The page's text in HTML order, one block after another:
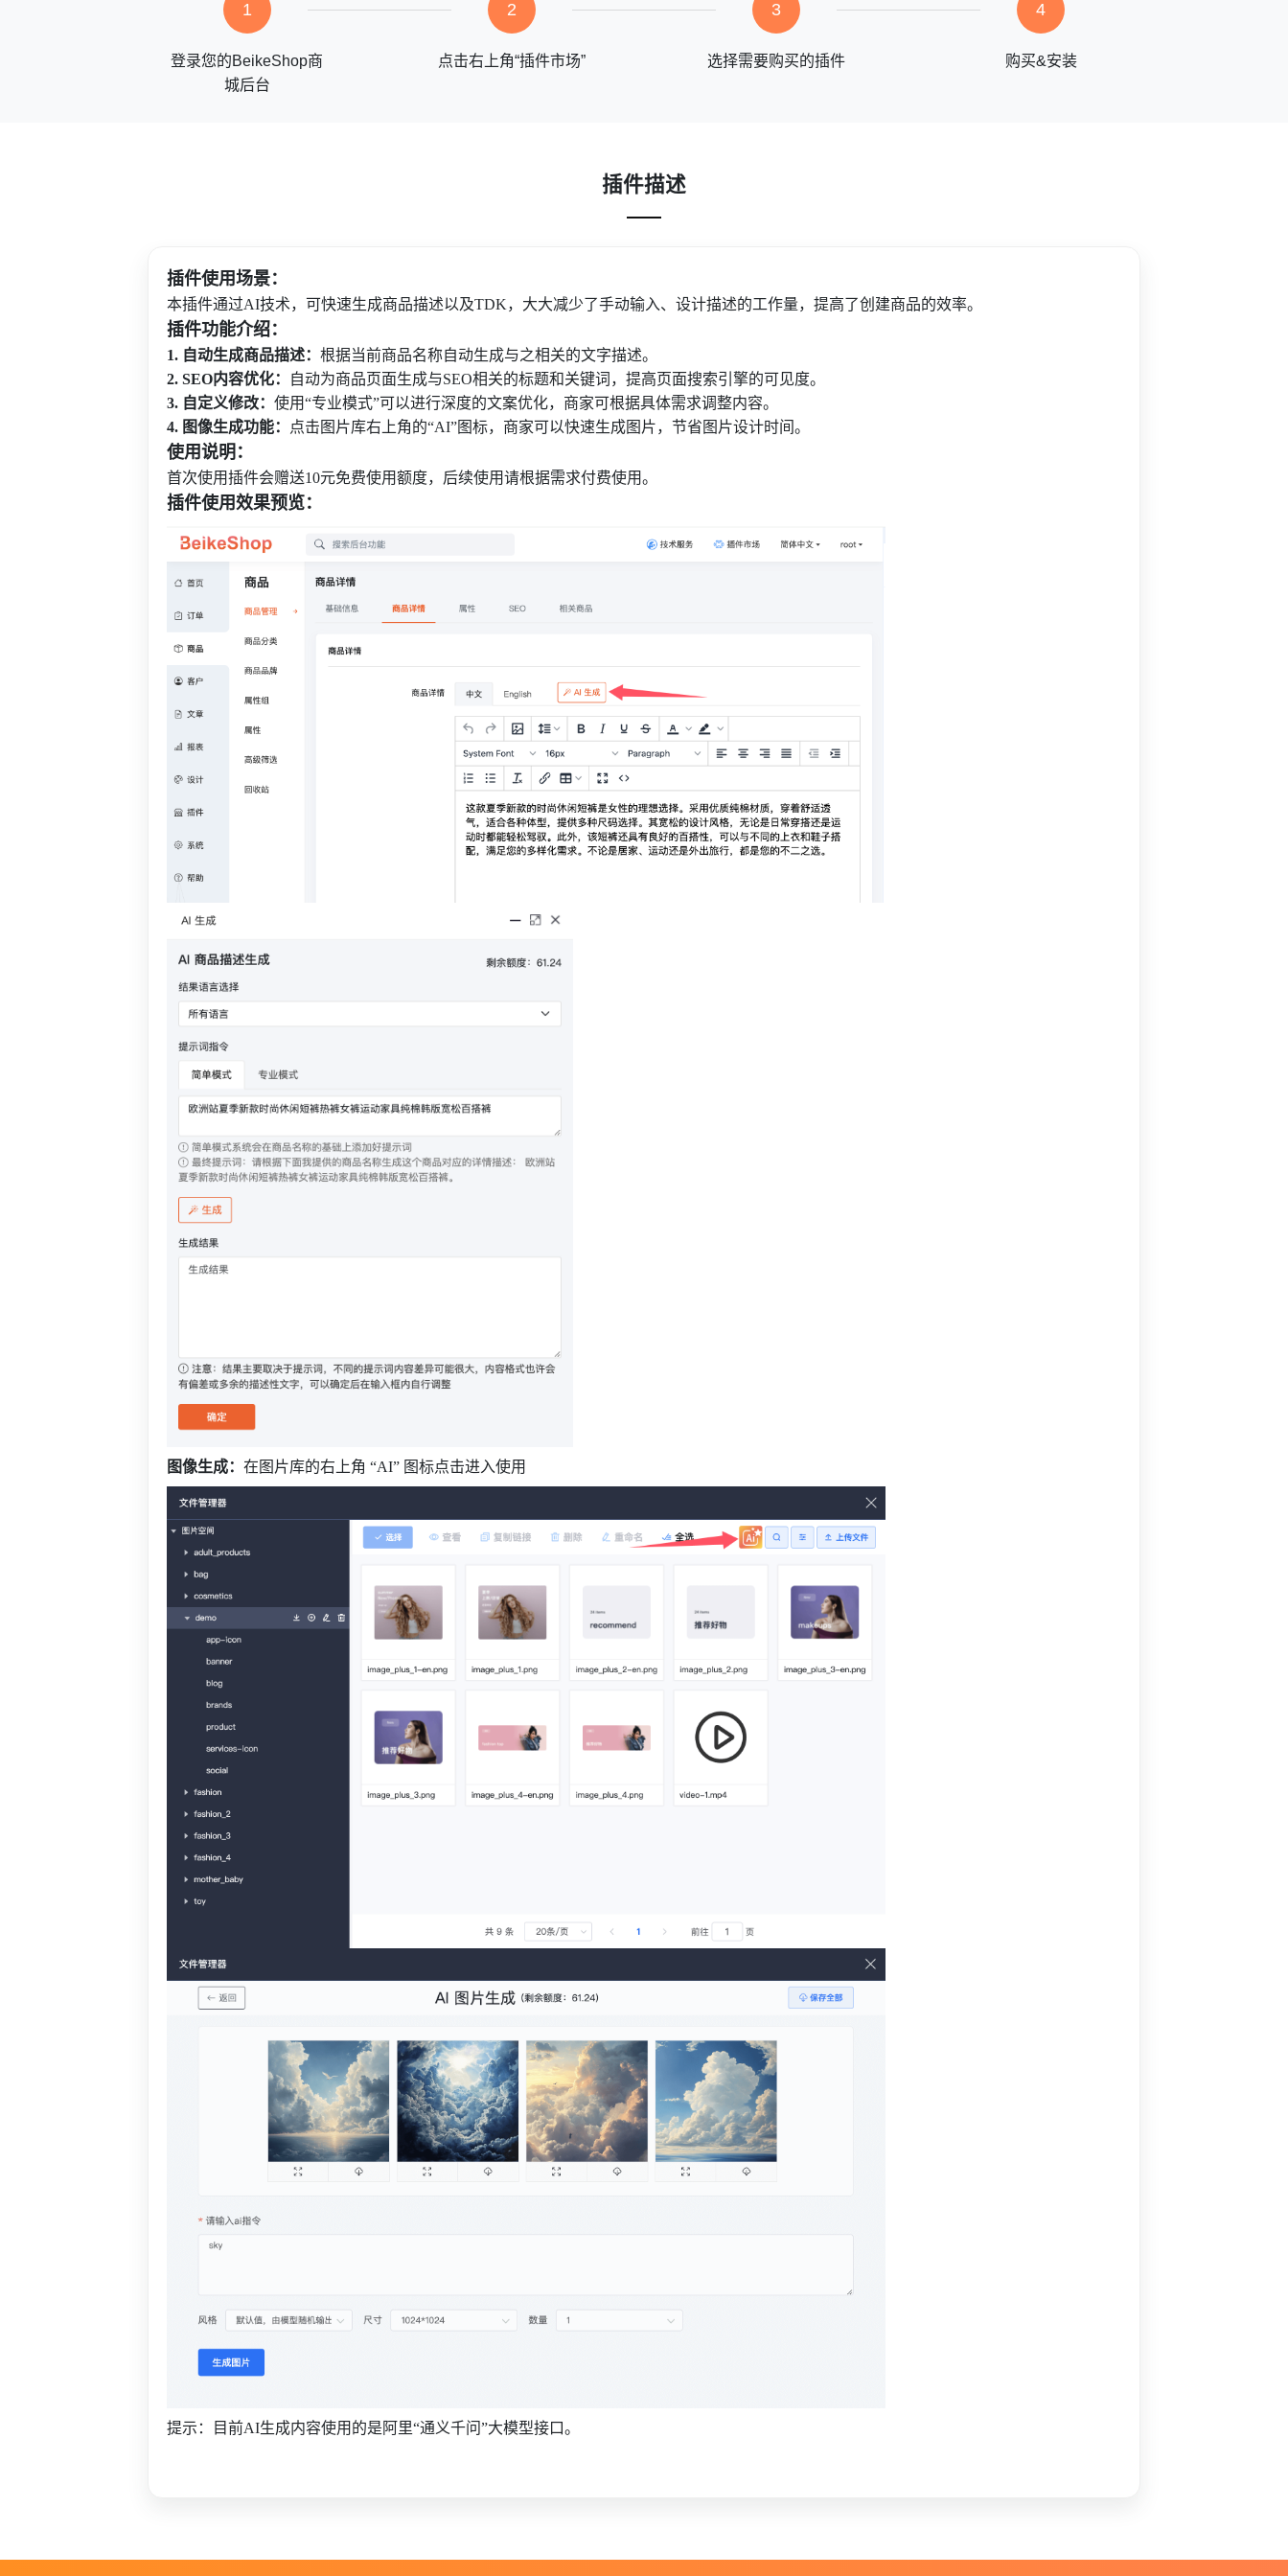
1
登录您的BeikeShop商
城后台
2
点击右上角“插件市场”
3
选择需要购买的插件
4
购买&安装
插件描述
插件使用场景：
本插件通过AI技术，可快速生成商品描述以及TDK，大大减少了手动输入、设计描述的工作量，提高了创建商品的效率。
插件功能介绍：
1. 自动生成商品描述：根据当前商品名称自动生成与之相关的文字描述。
2. SEO内容优化：
自动为商品页面生成与SEO相关的标题和关键词，提高页面搜索引擎的可见度。
3. 自定义修改：使用“专业模式”可以进行深度的文案优化，商家可根据具体需求调整内容。
4. 图像生成功能：
点击图片库右上角的“AI”图标，商家可以快速生成图片，节省图片设计时间。
使用说明：
首次使用插件会赠送10元免费使用额度，后续使用请根据需求付费使用。
插件使用效果预览：
图像生成：在图片库的右上角 “AI” 图标点击进入使用
提示：目前AI生成内容使用的是阿里“通义千问”大模型接口。